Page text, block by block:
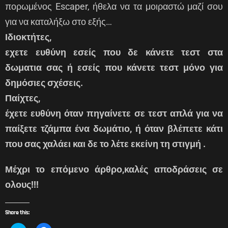
πορωμένος Escaper, ήθελα να τα μοιραστώ μαζί σου
για να καταλήξω στο εξής…
Ιδιοκτήτες,
εχετε ευθύνη εσείς που δε κάνετε τεστ στα
δωματια σας ή εσείς που κάνετε τεστ μόνο για
δημόσιες σχέσεις.
Παίχτες,
έχετε ευθύνη όταν πηγαίνετε σε τεστ απλά για να
παίξετε τζάμπα ένα δωμάτιο, ή όταν βλέπετε κάτι
που σας χαλάει και δε το λέτε εκείνη τη στιγμή .
Μέχρι το επόμενο άρθρο,καλές αποδράσεις σε
ολους!!!
Share this: